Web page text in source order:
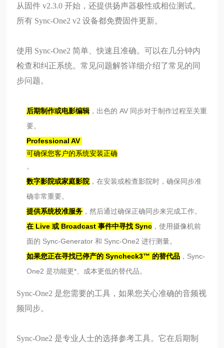
从固件 v2.3.0 开始，还提供扬声器极性或相位测试。
所有 Sync-One2 v2 设备都免费固件更新。
使用 Sync-One2 简单、快速且准确。可以在几分钟内
检查和纠正系统。常见问题解答详细介绍了常见的同
步问题。
后期制作或电影编辑 ， 出色的 AV 同步对于制作过程至关重
要。
Professional AV
可确保您客户的系统安装正确
。
数字影院或家庭影院，在安装或检查影院时，确保同步准
确非常重要。
提供系统校准服务 ，然后通过确保正确同步来完成工作。
在 Live 或 Broadcast 事件中寻找 Sync ，使用摄像机前
面的 Sync-Generator 和 Sync-One2 进行测量。
如果您正在寻找已停产的 Syncheck3™ 的替代品 ，Sync-
One2 是功能更*、成本更低的替代品。
Sync-One2 是您需要的工具，如果您关心准确的音频视
频同步。
Sync-One2 是专业人士的选择参考工具。它在后期制